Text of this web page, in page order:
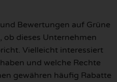
Bewertungen auf Grüne
ob dieses Unternehmen
Vielleicht interessiert
und welche Rechte
gewähren häufig Rabatte